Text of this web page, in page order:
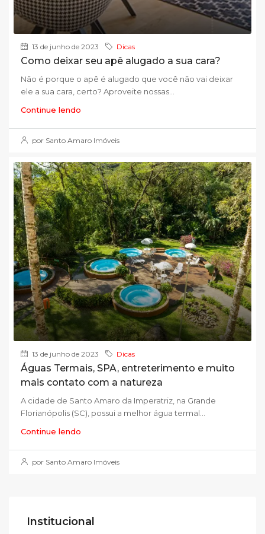
13 de junho de 2023 Dicas
Como deixar seu apê alugado a sua cara?
Não é porque o apê é alugado que você não vai deixar
ele a sua cara, certo? Aproveite nossas...
Continue lendo
por Santo Amaro Imóveis
13 de junho de 2023 Dicas
Águas Termais, SPA, entreterimento e muito
mais contato com a natureza
A cidade de Santo Amaro da Imperatriz, na Grande
Florianópolis (SC), possui a melhor água termal...
Continue lendo
por Santo Amaro Imóveis
Institucional